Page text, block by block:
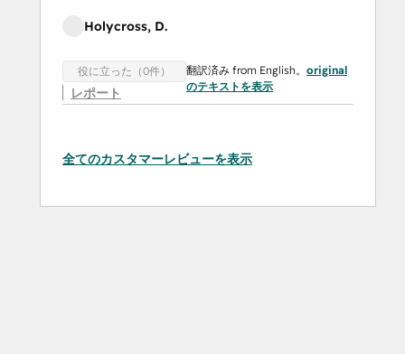
Holycross, D.
役に立った（0件）
レポート
翻訳済み from English。 original
のテキストを表示
全てのカスタマーレビューを表示